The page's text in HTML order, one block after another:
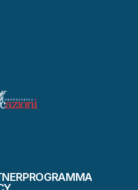
Piceno
PROGRAMMA